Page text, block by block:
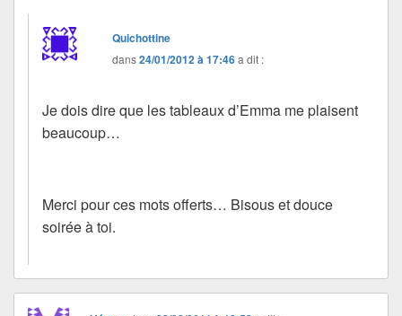
Quichottine
dans24/01/2012 à 17:46a dit :
Je dois dire que les tableaux d’Emma me plaisent
beaucoup…
Merci pour ces mots offerts… Bisous et douce
soirée à toi.